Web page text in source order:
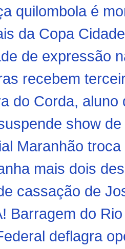
quilombola é
da Copa
de expressão
recebem
do Corda,
show
Maranhão
mais dois
cassação de
Barragem do
deflagra